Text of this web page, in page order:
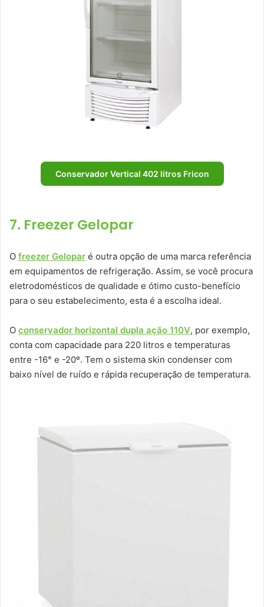
Conservador Vertical 402 litros Fricon
7. Freezer Gelopar
O freezer Gelopar é outra opção de uma marca referência
em equipamentos de refrigeração. Assim, se você procura
eletrodomésticos de qualidade e ótimo custo-benefício
para o seu estabelecimento, esta é a escolha ideal.
O conservador horizontal dupla ação 110V, por exemplo,
conta com capacidade para 220 litros e temperaturas
entre -16° e -20º. Tem o sistema skin condenser com
baixo nível de ruído e rápida recuperação de temperatura.